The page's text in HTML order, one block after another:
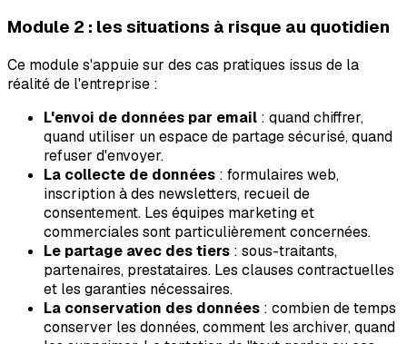
Module 2 : les situations à risque au quotidien
Ce module s'appuie sur des cas pratiques issus de la
réalité de l'entreprise :
L'envoi de données par email : quand chiffrer,
quand utiliser un espace de partage sécurisé, quand
refuser d'envoyer.
La collecte de données : formulaires web,
inscription à des newsletters, recueil de
consentement. Les équipes marketing et
commerciales sont particulièrement concernées.
Le partage avec des tiers : sous-traitants,
partenaires, prestataires. Les clauses contractuelles
et les garanties nécessaires.
La conservation des données : combien de temps
conserver les données, comment les archiver, quand